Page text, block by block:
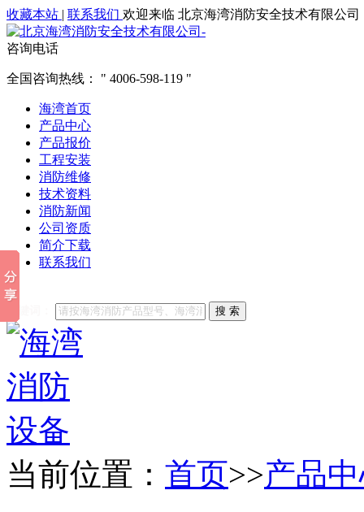
收藏本站 | 联系我们 欢迎来临 北京海湾消防安全技术有限公司
咨询电话
全国咨询热线： 4006-598-119
海湾首页
产品中心
产品报价
工程安装
消防维修
技术资料
消防新闻
公司资质
简介下载
联系我们
他们都在搜索:
搜 索
当前位置： 首页>>产品